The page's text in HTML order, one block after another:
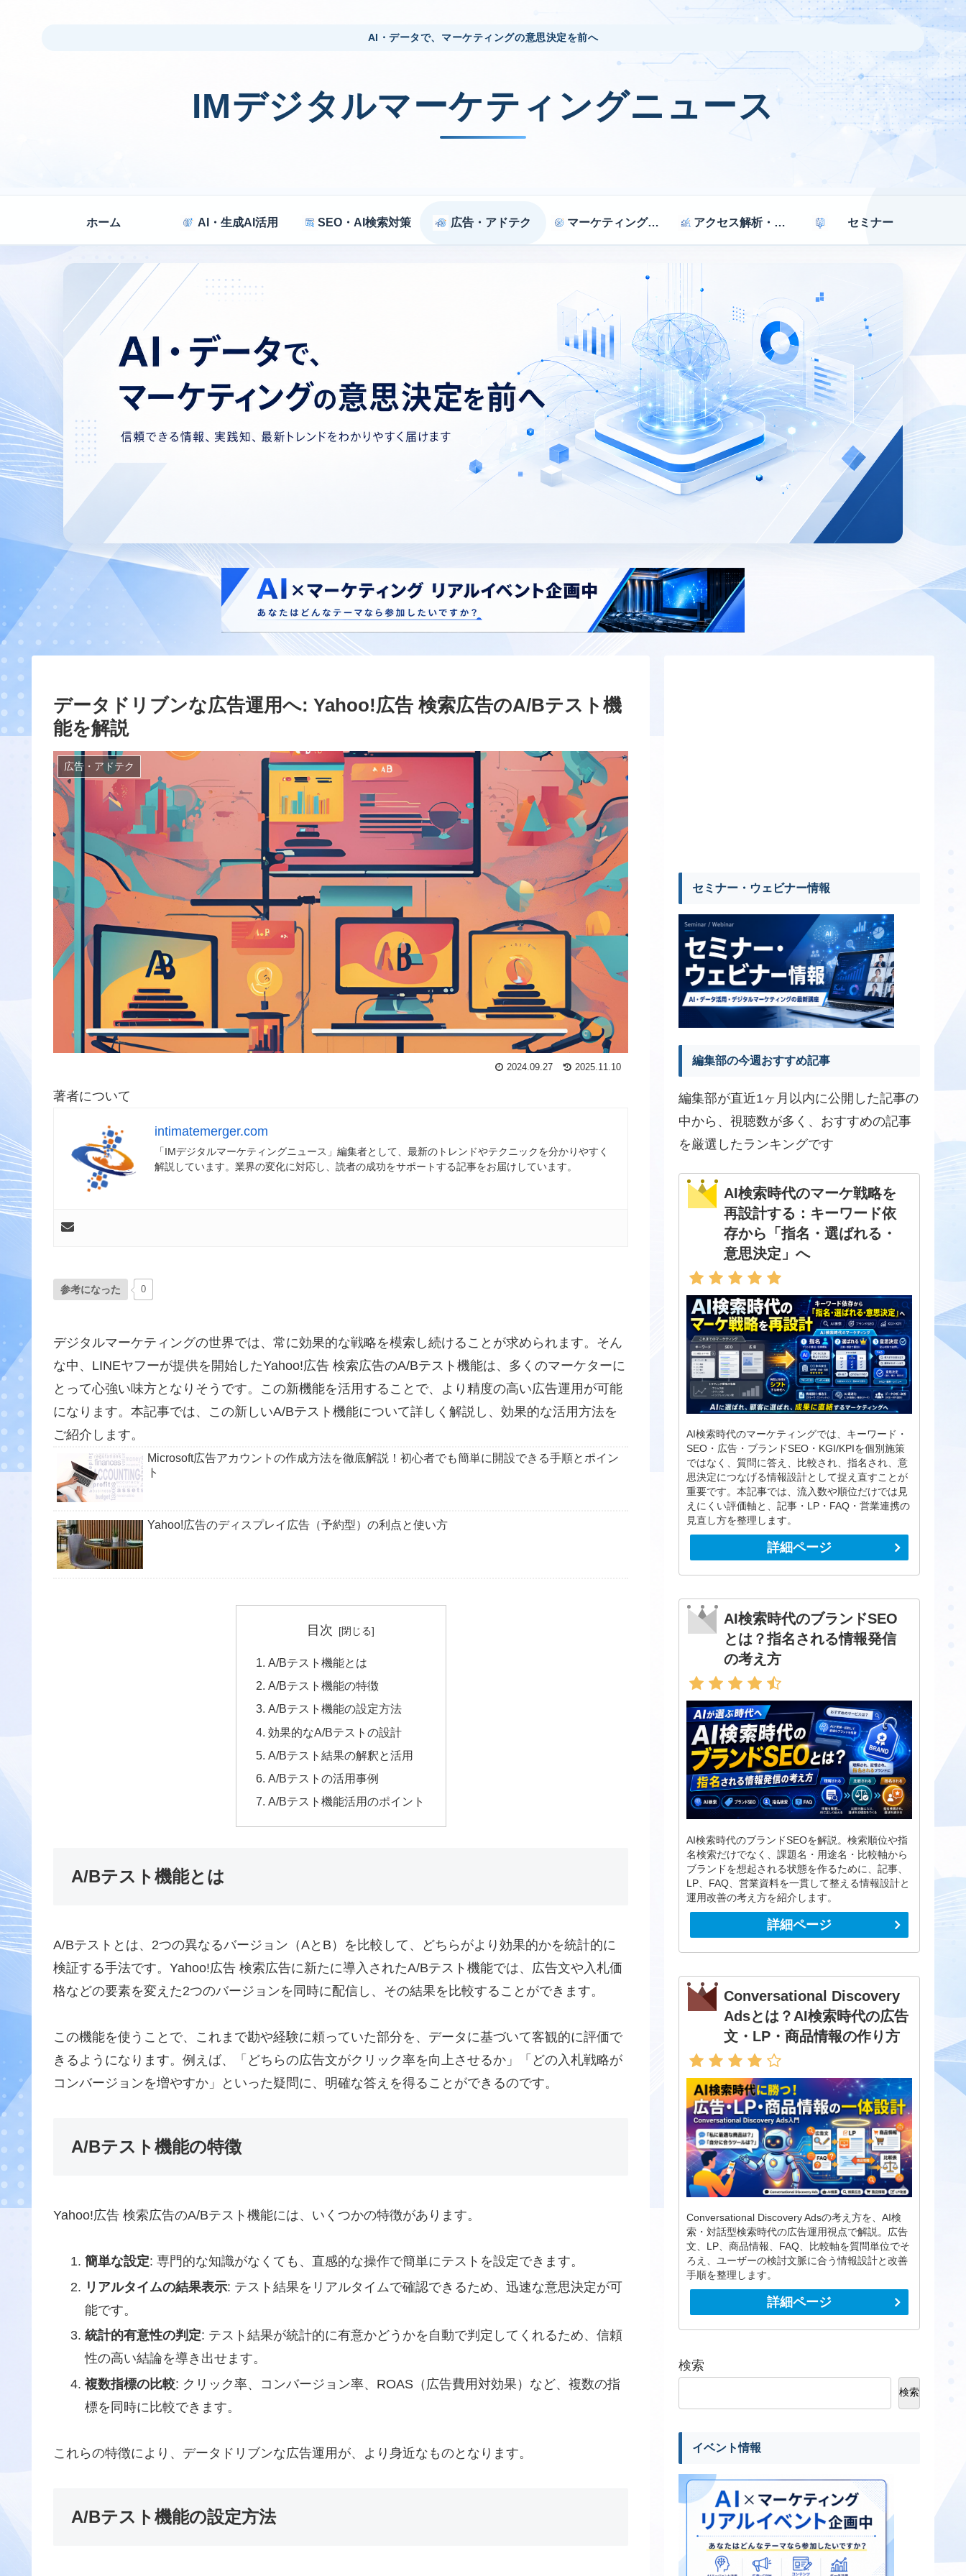
AI・データで、マーケティングの意思決定を前へ
IMデジタルマーケティングニュース
ホーム AI・生成AI活用 SEO・AI検索対策 広告・アドテク マーケティング戦略 アクセス解析・効果測定 セミナー
データドリブンな広告運用へ: Yahoo!広告 検索広告のA/Bテスト機
能を解説
広告・アドテク
2024.09.27 2025.11.10
著者について
intimatemerger.com
「IMデジタルマーケティングニュース」編集者として、最新のトレンドやテクニックを分かりやすく
解説しています。業界の変化に対応し、読者の成功をサポートする記事をお届けしています。
参考になった 0
デジタルマーケティングの世界では、常に効果的な戦略を模索し続けることが求められます。そん
な中、LINEヤフーが提供を開始したYahoo!広告 検索広告のA/Bテスト機能は、多くのマーケターに
とって心強い味方となりそうです。この新機能を活用することで、より精度の高い広告運用が可能
になります。本記事では、この新しいA/Bテスト機能について詳しく解説し、効果的な活用方法を
ご紹介します。
Microsoft広告アカウントの作成方法を徹底解説！初心者でも簡単に開設できる手順とポイン
ト
Yahoo!広告のディスプレイ広告（予約型）の利点と使い方
目次
A/Bテスト機能とは
A/Bテスト機能の特徴
A/Bテスト機能の設定方法
効果的なA/Bテストの設計
A/Bテスト結果の解釈と活用
A/Bテストの活用事例
A/Bテスト機能活用のポイント
A/Bテスト機能とは
A/Bテストとは、2つの異なるバージョン（AとB）を比較して、どちらがより効果的かを統計的に
検証する手法です。Yahoo!広告 検索広告に新たに導入されたA/Bテスト機能では、広告文や入札価
格などの要素を変えた2つのバージョンを同時に配信し、その結果を比較することができます。
この機能を使うことで、これまで勘や経験に頼っていた部分を、データに基づいて客観的に評価で
きるようになります。例えば、「どちらの広告文がクリック率を向上させるか」「どの入札戦略が
コンバージョンを増やすか」といった疑問に、明確な答えを得ることができるのです。
A/Bテスト機能の特徴
Yahoo!広告 検索広告のA/Bテスト機能には、いくつかの特徴があります。
簡単な設定: 専門的な知識がなくても、直感的な操作で簡単にテストを設定できます。
リアルタイムの結果表示: テスト結果をリアルタイムで確認できるため、迅速な意思決定が可
能です。
統計的有意性の判定: テスト結果が統計的に有意かどうかを自動で判定してくれるため、信頼
性の高い結論を導き出せます。
複数指標の比較: クリック率、コンバージョン率、ROAS（広告費用対効果）など、複数の指
標を同時に比較できます。
これらの特徴により、データドリブンな広告運用が、より身近なものとなります。
A/Bテスト機能の設定方法
セミナー・ウェビナー情報
編集部の今週おすすめ記事
編集部が直近1ヶ月以内に公開した記事の
中から、視聴数が多く、おすすめの記事
を厳選したランキングです
AI検索時代のマーケ戦略を
再設計する：キーワード依
存から「指名・選ばれる・
意思決定」へ
AI検索時代のマーケティングでは、キーワード・
SEO・広告・ブランドSEO・KGI/KPIを個別施策
ではなく、質問に答え、比較され、指名され、意
思決定につなげる情報設計として捉え直すことが
重要です。本記事では、流入数や順位だけでは見
えにくい評価軸と、記事・LP・FAQ・営業連携の
見直し方を整理します。
詳細ページ
AI検索時代のブランドSEO
とは？指名される情報発信
の考え方
AI検索時代のブランドSEOを解説。検索順位や指
名検索だけでなく、課題名・用途名・比較軸から
ブランドを想起される状態を作るために、記事、
LP、FAQ、営業資料を一貫して整える情報設計と
運用改善の考え方を紹介します。
詳細ページ
Conversational Discovery
Adsとは？AI検索時代の広告
文・LP・商品情報の作り方
Conversational Discovery Adsの考え方を、AI検
索・対話型検索時代の広告運用視点で解説。広告
文、LP、商品情報、FAQ、比較軸を質問単位でそ
ろえ、ユーザーの検討文脈に合う情報設計と改善
手順を整理します。
詳細ページ
検索
検索
イベント情報